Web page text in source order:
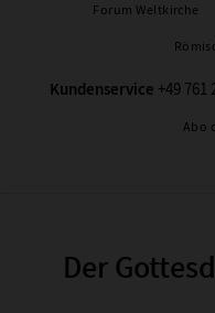
Forum Weltkirche
Kundenservice +49 761
Abo
Der